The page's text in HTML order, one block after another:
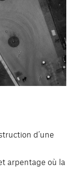
d’une
arpentage où la